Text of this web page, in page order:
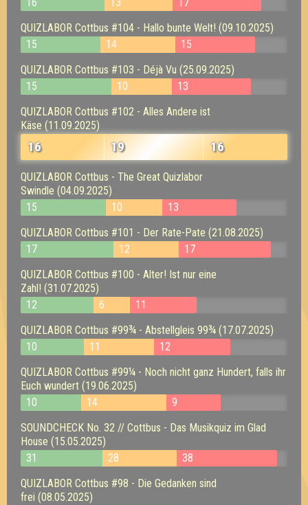
QUIZLABOR Cottbus #104 - Hallo bunte Welt! (09.10.2025)
15
14
15
QUIZLABOR Cottbus #103 - Déjà Vu (25.09.2025)
15
10
13
QUIZLABOR Cottbus #102 - Alles Andere ist
Käse (11.09.2025)
16 19 16
QUIZLABOR Cottbus - The Great Quizlabor
Swindle (04.09.2025)
15
10
13
QUIZLABOR Cottbus #101 - Der Rate-Pate (21.08.2025)
17
12
17
QUIZLABOR Cottbus #100 - Alter! Ist nur eine
Zahl! (31.07.2025)
12
6
11
QUIZLABOR Cottbus #99¾ - Abstellgleis 99¾ (17.07.2025)
10
11
12
QUIZLABOR Cottbus #99¼ - Noch nicht ganz Hundert, falls ihr
Euch wundert (19.06.2025)
10
14
9
SOUNDCHECK No. 32 // Cottbus - Das Musikquiz im Glad
House (15.05.2025)
31
28
38
QUIZLABOR Cottbus #98 - Die Gedanken sind
frei (08.05.2025)